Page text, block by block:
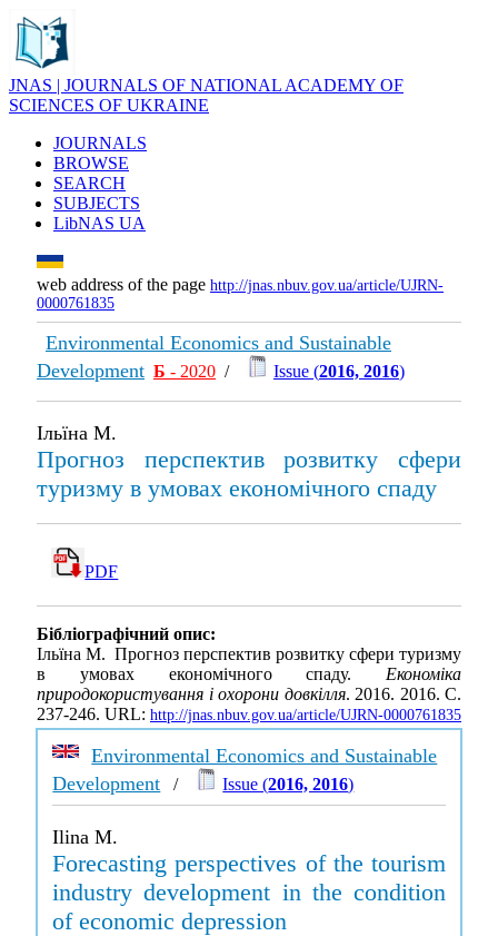
JNAS | JOURNALS OF NATIONAL ACADEMY OF
SCIENCES OF UKRAINE
JOURNALS
BROWSE
SEARCH
SUBJECTS
LibNAS UA
web address of the page http://jnas.nbuv.gov.ua/article/UJRN-
0000761835
Environmental Economics and Sustainable
Development Б - 2020 / Issue (2016, 2016)
Ільїна М.
Прогноз перспектив розвитку сфери
туризму в умовах економічного спаду
PDF
Бібліографічний опис:
Ільїна М. Прогноз перспектив розвитку сфери туризму
в умовах економічного спаду. Економіка
природокористування і охорони довкілля. 2016. 2016. С.
237-246. URL: http://jnas.nbuv.gov.ua/article/UJRN-0000761835
Environmental Economics and Sustainable
Development / Issue (2016, 2016)
Ilina M.
Forecasting perspectives of the tourism
industry development in the condition
of economic depression